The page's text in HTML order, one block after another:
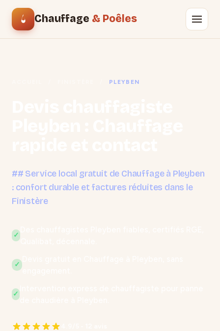
Chauffage & Poêles
PLEYBEN
## Service local gratuit de Chauffage à Pleyben
: confort durable et factures réduites dans le
Finistère
✓
✓
✓